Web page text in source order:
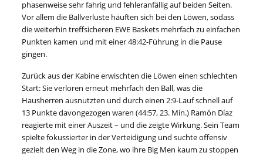
phasenweise sehr fahrig und fehleranfällig auf beiden Seiten.
Vor allem die Ballverluste häuften sich bei den Löwen, sodass
die weiterhin treffsicheren EWE Baskets mehrfach zu einfachen
Punkten kamen und mit einer 48:42-Führung in die Pause
gingen.
Zurück aus der Kabine erwischten die Löwen einen schlechten
Start: Sie verloren erneut mehrfach den Ball, was die
Hausherren ausnutzten und durch einen 2:9-Lauf schnell auf
13 Punkte davongezogen waren (44:57, 23. Min.) Ramón Díaz
reagierte mit einer Auszeit – und die zeigte Wirkung. Sein Team
spielte fokussierter in der Verteidigung und suchte offensiv
gezielt den Weg in die Zone, wo ihre Big Men kaum zu stoppen